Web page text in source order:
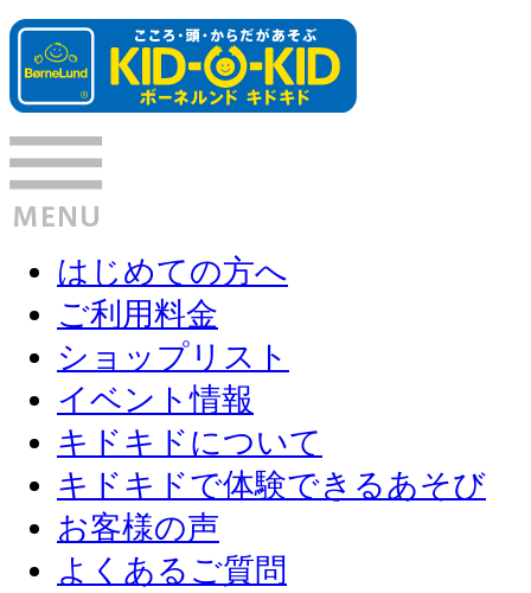
はじめての方へ
ご利用料金
ショップリスト
イベント情報
キドキドについて
キドキドで体験できるあそび
お客様の声
よくあるご質問